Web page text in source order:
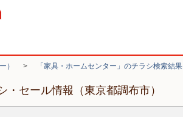
） > 「家具・ホームセンター」のチラシ検索結果
・セール情報（東京都調布市）